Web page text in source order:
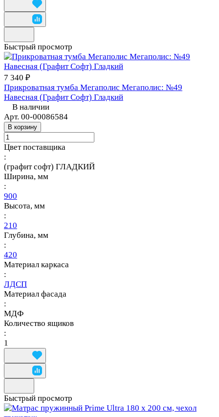
Быстрый просмотр
7 340 ₽
Прикроватная тумба Мегаполис Мегаполис: №49
Навесная (Графит Софт) Гладкий
В наличии
Арт. 00-00086584
В корзину
Цвет поставщика
:
(графит софт) ГЛАДКИЙ
Ширина, мм
:
900
Высота, мм
:
210
Глубина, мм
:
420
Материал каркаса
:
ЛДСП
Материал фасада
:
МДФ
Количество ящиков
:
1
Быстрый просмотр